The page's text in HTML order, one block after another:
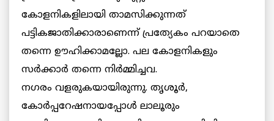
കോളനികളിലായി താമസിക്കുന്നത്
പട്ടികജാതിക്കാരാണെന്ന് പ്രത്യേകം പറയാതെ
തന്നെ ഊഹിക്കാമല്ലോ. പല കോളനികളും
സര്‍ക്കാര്‍ തന്നെ നിര്‍മ്മിച്ചവ.
നഗരം വളരുകയായിരുന്നു. തൃശൂര്‍,
കോര്‍പ്പറേഷനായപ്പോള്‍ ലാലൂരും